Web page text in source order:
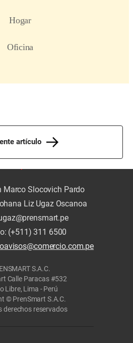
artículo
Marco Slocovich Pardo
Liz Ugaz Oscanoa
(+511) 311 6500
S.A.C.
Calle Paracas #532
Libre, Lima - Perú
© PrenSmart S.A.C.
derechos reservados